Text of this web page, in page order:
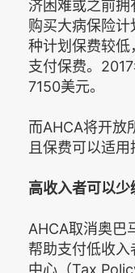
济困难或之前
购买大病保险
种计划保费较
支付保费。
7150美元。
而AHCA将开放
且保费可以适用
高收入者可以
AHCA取消奥巴
帮助支付低收
中心（Tax